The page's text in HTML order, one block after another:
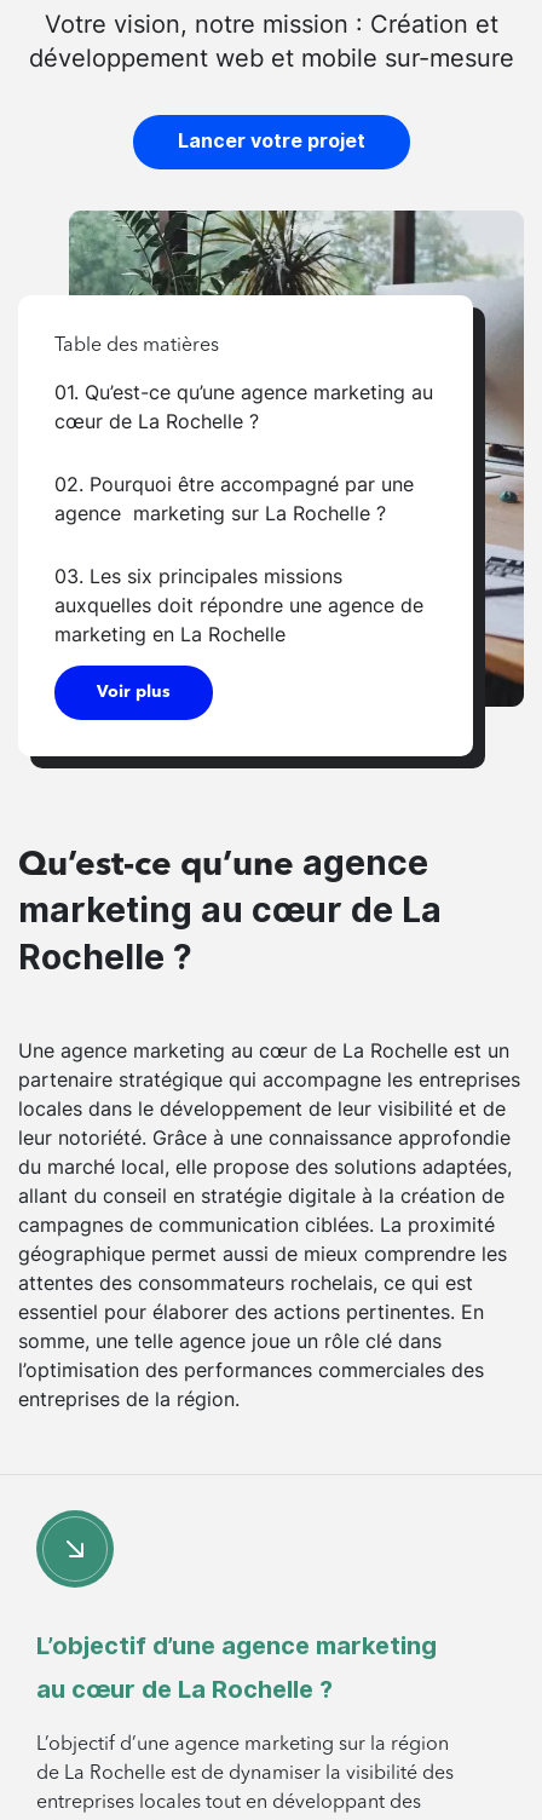
Votre vision, notre mission : Création et
développement web et mobile sur-mesure
Lancer votre projet
Table des matières
01. Qu’est-ce qu’une agence marketing au
cœur de La Rochelle ?
02. Pourquoi être accompagné par une
agence marketing sur La Rochelle ?
03. Les six principales missions
auxquelles doit répondre une agence de
marketing en La Rochelle
Voir plus
Qu’est-ce qu’une agence
marketing au cœur de La
Rochelle ?
Une agence marketing au cœur de La Rochelle est un
partenaire stratégique qui accompagne les entreprises
locales dans le développement de leur visibilité et de
leur notoriété. Grâce à une connaissance approfondie
du marché local, elle propose des solutions adaptées,
allant du conseil en stratégie digitale à la création de
campagnes de communication ciblées. La proximité
géographique permet aussi de mieux comprendre les
attentes des consommateurs rochelais, ce qui est
essentiel pour élaborer des actions pertinentes. En
somme, une telle agence joue un rôle clé dans
l’optimisation des performances commerciales des
entreprises de la région.
L’objectif d’une agence marketing
au cœur de La Rochelle ?
L’objectif d’une agence marketing sur la région
de La Rochelle est de dynamiser la visibilité des
entreprises locales tout en développant des